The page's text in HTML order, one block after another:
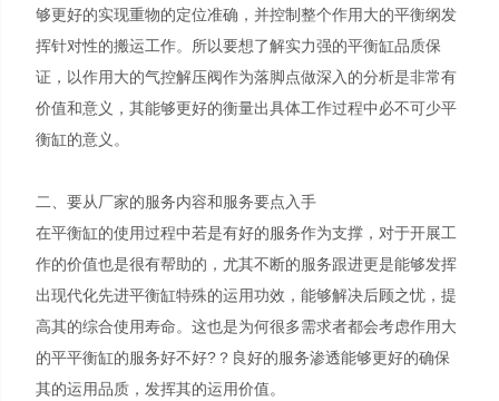
够更好的实现重物的定位准确，并控制整个作用大的平衡纲发
挥针对性的搬运工作。所以要想了解实力强的平衡缸品质保
证，以作用大的气控解压阀作为落脚点做深入的分析是非常有
价值和意义，其能够更好的衡量出具体工作过程中必不可少平
衡缸的意义。
二、要从厂家的服务内容和服务要点入手
在平衡缸的使用过程中若是有好的服务作为支撑，对于开展工
作的价值也是很有帮助的，尤其不断的服务跟进更是能够发挥
出现代化先进平衡缸特殊的运用功效，能够解决后顾之忧，提
高其的综合使用寿命。这也是为何很多需求者都会考虑作用大
的平平衡缸的服务好不好?？良好的服务渗透能够更好的确保
其的运用品质，发挥其的运用价值。